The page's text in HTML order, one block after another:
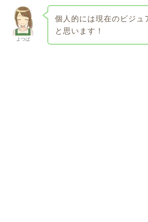
よつば
個人的には現在のビジュ
と思います！